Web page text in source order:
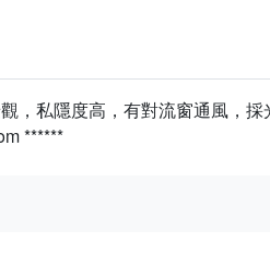
，私隱度高，有對流窗通風，
******